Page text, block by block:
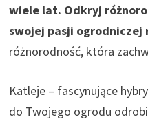
wiele lat. Odkryj
swojej pasji ogrodniczej
różnorodność, która
Katleje – fascynujące
do Twojego ogrodu